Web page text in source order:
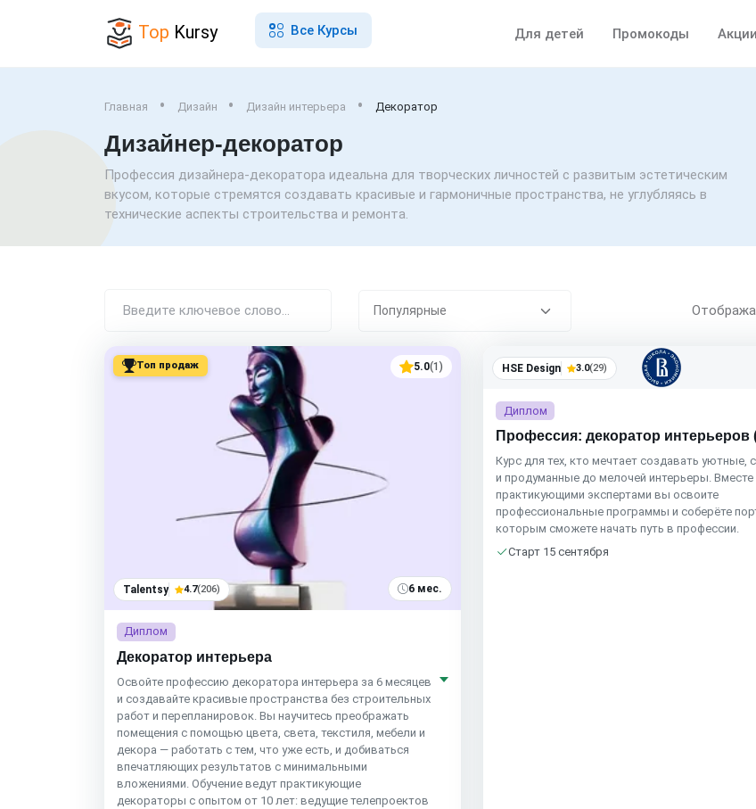
Top Kursy Все Курсы Для детей Промокоды Акции
Главная Дизайн Дизайн интерьера Декоратор
Дизайнер-декоратор
Профессия дизайнера-декоратора идеальна для творческих личностей с развитым эстетическим
вкусом, которые стремятся создавать красивые и гармоничные пространства, не углубляясь в
технические аспекты строительства и ремонта.
Топ продаж 5.0(1)
Talentsy 4.7(206) 6 мес.
Диплом
Декоратор интерьера
Освойте профессию декоратора интерьера за 6 месяцев
и создавайте красивые пространства без строительных
работ и перепланировок. Вы научитесь преображать
помещения с помощью цвета, света, текстиля, мебели и
декора — работать с тем, что уже есть, и добиваться
впечатляющих результатов с минимальными
вложениями. Обучение ведут практикующие
декораторы с опытом от 10 лет: ведущие телепроектов
HSE Design 3.0(29)
Диплом
Профессия: декоратор интерьеров
Курс для тех, кто мечтает создавать уютные,
и продуманные до мелочей интерьеры. Вместе
практикующими экспертами вы освоите
профессиональные программы и соберёте
которым сможете начать путь в профессии.
Старт 15 сентября